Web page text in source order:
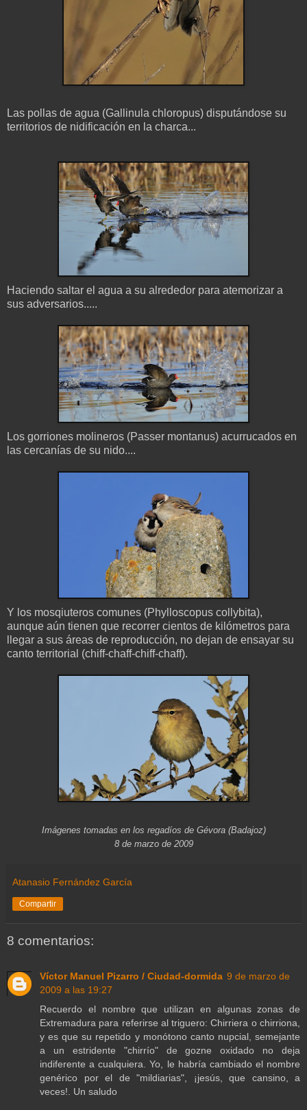
Las pollas de agua (Gallinula chloropus) disputándose su
territorios de nidificación en la charca...
Haciendo saltar el agua a su alrededor para atemorizar a
sus adversarios.....
Los gorriones molineros (Passer montanus) acurrucados en
las cercanías de su nido....
Y los mosqiuteros comunes (Phylloscopus collybita),
aunque aún tienen que recorrer cientos de kilómetros para
llegar a sus áreas de reproducción, no dejan de ensayar su
canto territorial (chiff-chaff-chiff-chaff).
Imágenes tomadas en los regadíos de Gévora (Badajoz)
8 de marzo de 2009
Atanasio Fernández García
Compartir
8 comentarios:
Víctor Manuel Pizarro / Ciudad-dormida 9 de marzo de
2009 a las 19:27
Recuerdo el nombre que utilizan en algunas zonas de
Extremadura para referirse al triguero: Chirriera o chirriona,
y es que su repetido y monótono canto nupcial, semejante
a un estridente "chirrío" de gozne oxidado no deja
indiferente a cualquiera. Yo, le habría cambiado el nombre
genérico por el de "mildiarias", ¡jesús, que cansino, a
veces!. Un saludo